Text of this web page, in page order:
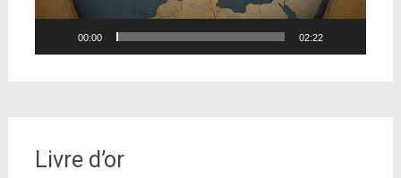
00:00 02:22
Livre d’or